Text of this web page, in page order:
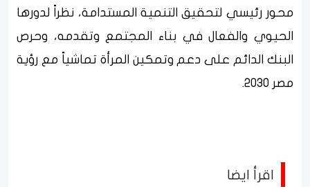
محور رئيسي لتحقيق التنمية المستدامة، نظراً لدورها
الحيوي والفعال في بناء المجتمع وتقدمه، وحرص
البنك الدائم على دعم وتمكين المرأة تماشياً مع رؤية
مصر 2030.
اقرأ ايضا